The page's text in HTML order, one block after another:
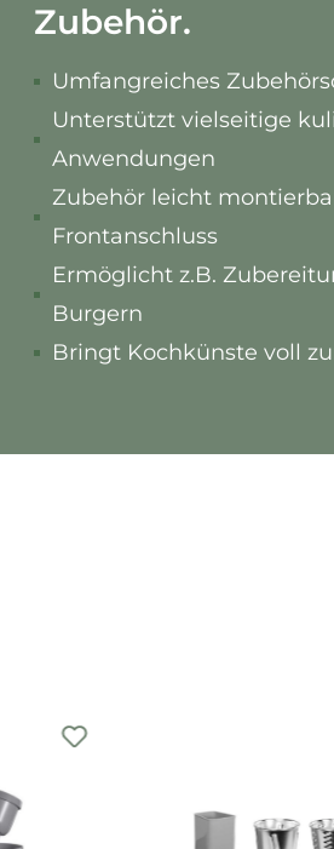
Zubehör.
Umfangreiches
Unterstützt vielseitige
Anwendungen
Zubehör leicht
Frontanschluss
Ermöglicht z.B.
Burgern
Bringt Kochkünste voll